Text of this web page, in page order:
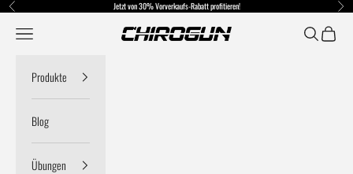
Zum Inhalt springen
Zurück Jetzt von 30% Vorverkaufs-Rabatt profitieren! Vor
Chirogun DE
Menü Suchen
Produkte
Blog
Übungen